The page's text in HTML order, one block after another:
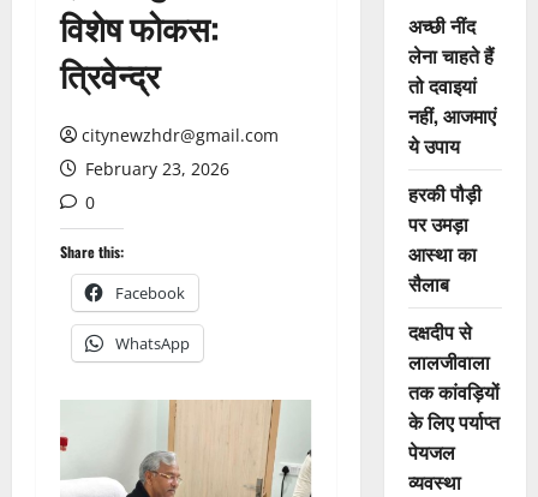
विशेष फोकस:
त्रिवेन्द्र
citynewzhdr@gmail.com
February 23, 2026
0
Share this:
Facebook
WhatsApp
अच्छी नींद
लेना चाहते हैं
तो दवाइयां
नहीं, आजमाएं
ये उपाय
हरकी पौड़ी
पर उमड़ा
आस्था का
सैलाब
दक्षदीप से
लालजीवाला
तक कांवड़ियों
के लिए पर्याप्त
पेयजल
व्यवस्था